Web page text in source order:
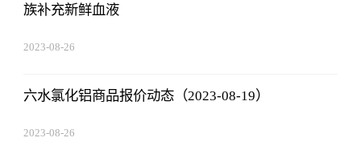
族补充新鲜血液
2023-08-26
六水氯化铝商品报价动态（2023-08-19）
2023-08-26